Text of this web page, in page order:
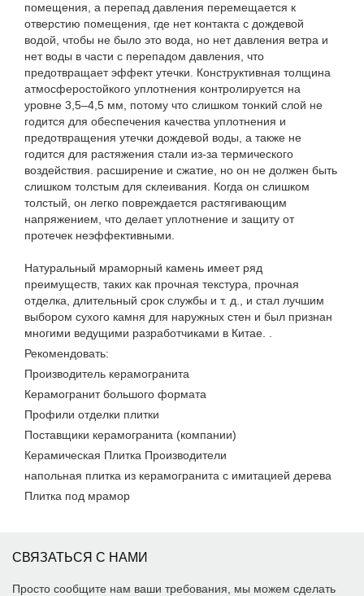
помещения, а перепад давления перемещается к
отверстию помещения, где нет контакта с дождевой
водой, чтобы не было это вода, но нет давления ветра и
нет воды в части с перепадом давления, что
предотвращает эффект утечки. Конструктивная толщина
атмосферостойкого уплотнения контролируется на
уровне 3,5–4,5 мм, потому что слишком тонкий слой не
годится для обеспечения качества уплотнения и
предотвращения утечки дождевой воды, а также не
годится для растяжения стали из-за термического
воздействия. расширение и сжатие, но он не должен быть
слишком толстым для склеивания. Когда он слишком
толстый, он легко повреждается растягивающим
напряжением, что делает уплотнение и защиту от
протечек неэффективными.
Натуральный мраморный камень имеет ряд
преимуществ, таких как прочная текстура, прочная
отделка, длительный срок службы и т. д., и стал лучшим
выбором сухого камня для наружных стен и был признан
многими ведущими разработчиками в Китае. .
Рекомендовать:
Производитель керамогранита
Керамогранит большого формата
Профили отделки плитки
Поставщики керамогранита (компании)
Керамическая Плитка Производители
напольная плитка из керамогранита с имитацией дерева
Плитка под мрамор
СВЯЗАТЬСЯ С НАМИ
Просто сообщите нам ваши требования, мы можем сделать